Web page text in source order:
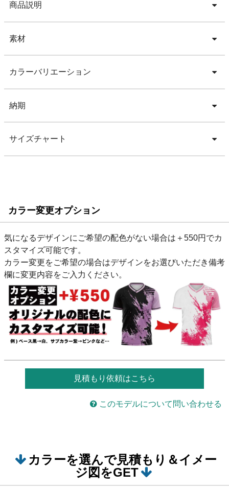
商品説明
素材
カラーバリエーション
納期
サイズチャート
カラー変更オプション
気になるデザインにご希望の配色がない場合は＋550円でカ
スタマイズ可能です。
カラー変更をご希望の場合はデザインをお選びいただき備考
欄に変更内容をご入力ください。
見積もり依頼はこちら
このモデルについて問い合わせる
カラーを選んで見積もり＆イメー
ジ図をGET